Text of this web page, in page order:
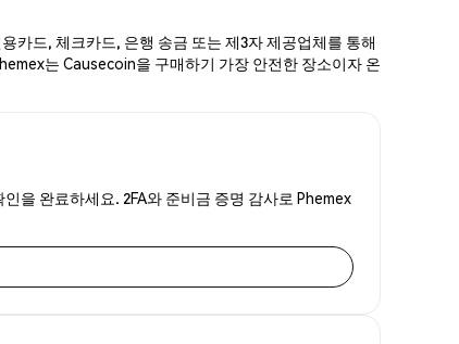
카드, 체크카드, 은행 송금 또는 제3자 제공업체를 통해
는 Causecoin을 구매하기 가장 안전한 장소이자 온
을 완료하세요. 2FA와 준비금 증명 감사로 Phemex